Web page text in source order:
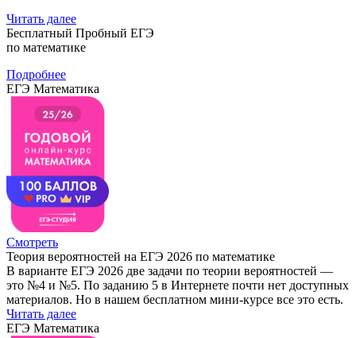
Читать далее
Бесплатный Пробный ЕГЭ
по математике
Подробнее
ЕГЭ Математика
Смотреть
Теория вероятностей на ЕГЭ 2026 по математике
В варианте ЕГЭ 2026 две задачи по теории вероятностей —
это №4 и №5. По заданию 5 в Интернете почти нет доступных
материалов. Но в нашем бесплатном мини-курсе все это есть.
Читать далее
ЕГЭ Математика